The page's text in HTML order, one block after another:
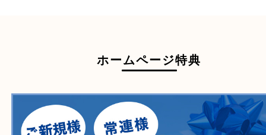
買取できない商品
家具 寝具